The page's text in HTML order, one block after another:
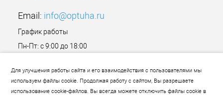
Для улучшения работы сайта и его взаимодействия с пользователями мы
используем файлы cookie. Продолжая работу с сайтом, Вы разрешаете
использование cookie-файлов. Вы всегда можете отключить файлы cookie в
Email: info@optuha.ru
График работы
Пн-Пт: с 9:00 до 18:00